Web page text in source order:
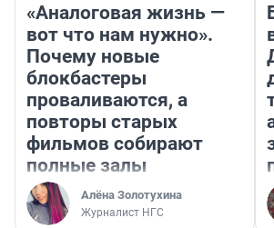
«Аналоговая жизнь —
вот что нам нужно».
Почему новые
блокбастеры
проваливаются, а
повторы старых
фильмов собирают
полные залы
Алёна Золотухина
Журналист НГС